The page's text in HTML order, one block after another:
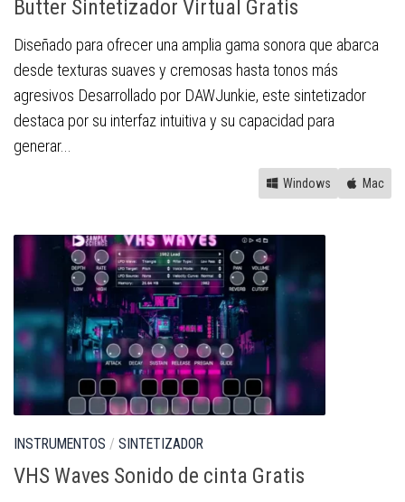
Butter Sintetizador Virtual Gratis
Diseñado para ofrecer una amplia gama sonora que abarca
desde texturas suaves y cremosas hasta tonos más
agresivos Desarrollado por DAWJunkie, este sintetizador
destaca por su interfaz intuitiva y su capacidad para
generar...
Windows Mac
INSTRUMENTOS / SINTETIZADOR
VHS Waves Sonido de cinta Gratis